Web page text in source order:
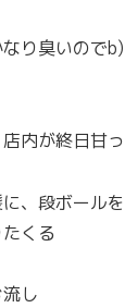
り臭いので
内が終日甘
、段ボール
くる
し